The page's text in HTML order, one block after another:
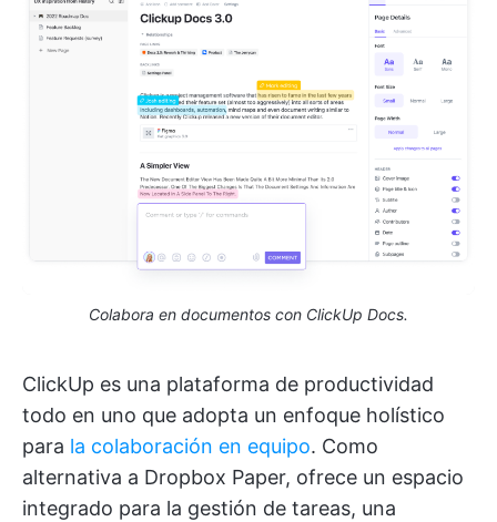
Colabora en documentos con ClickUp Docs.
ClickUp es una plataforma de productividad
todo en uno que adopta un enfoque holístico
para la colaboración en equipo. Como
alternativa a Dropbox Paper, ofrece un espacio
integrado para la gestión de tareas, una